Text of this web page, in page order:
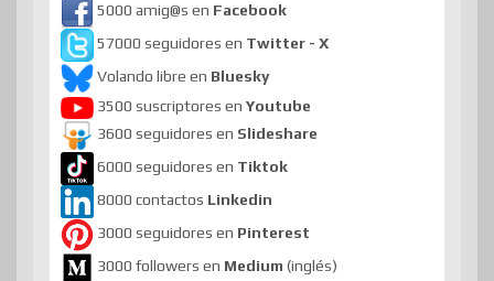
5000 amig@s en Facebook
57000 seguidores en Twitter - X
Volando libre en Bluesky
3500 suscriptores en Youtube
3600 seguidores en Slideshare
6000 seguidores en Tiktok
8000 contactos Linkedin
3000 seguidores en Pinterest
3000 followers en Medium (inglés)